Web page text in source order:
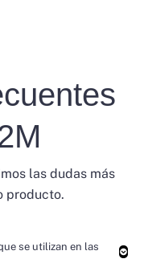
las dudas más
producto.
se utilizan en las